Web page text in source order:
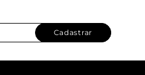
Cadastrar